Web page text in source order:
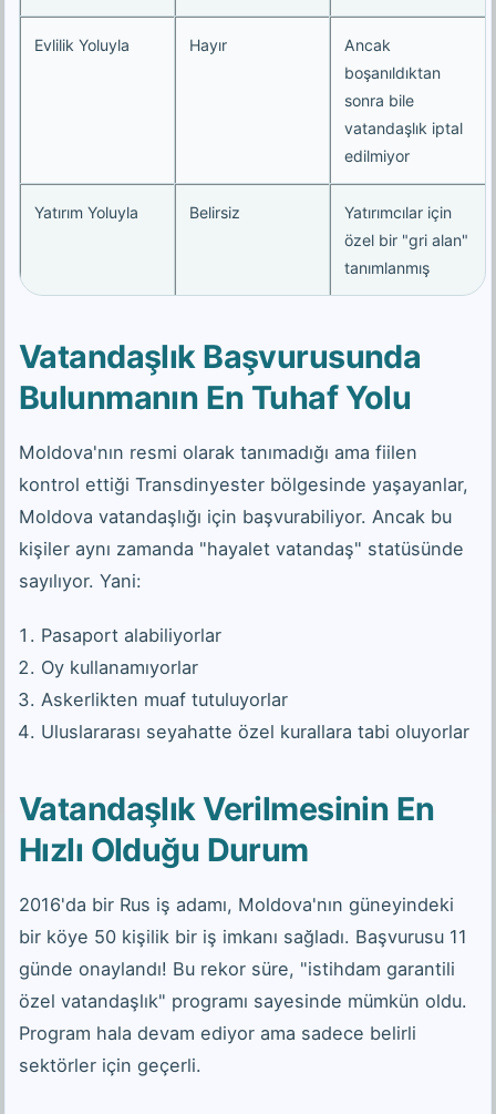
Evlilik Yoluyla Hayır
Ancak
boşanıldıktan
sonra bile
vatandaşlık iptal
edilmiyor
Yatırım Yoluyla Belirsiz
Yatırımcılar için
özel bir "gri alan"
tanımlanmış
Vatandaşlık Başvurusunda
Bulunmanın En Tuhaf Yolu
Moldova'nın resmi olarak tanımadığı ama fiilen
kontrol ettiği Transdinyester bölgesinde yaşayanlar,
Moldova vatandaşlığı için başvurabiliyor. Ancak bu
kişiler aynı zamanda "hayalet vatandaş" statüsünde
sayılıyor. Yani:
Pasaport alabiliyorlar
Oy kullanamıyorlar
Askerlikten muaf tutuluyorlar
Uluslararası seyahatte özel kurallara tabi oluyorlar
Vatandaşlık Verilmesinin En
Hızlı Olduğu Durum
2016'da bir Rus iş adamı, Moldova'nın güneyindeki
bir köye 50 kişilik bir iş imkanı sağladı. Başvurusu 11
günde onaylandı! Bu rekor süre, "istihdam garantili
özel vatandaşlık" programı sayesinde mümkün oldu.
Program hala devam ediyor ama sadece belirli
sektörler için geçerli.